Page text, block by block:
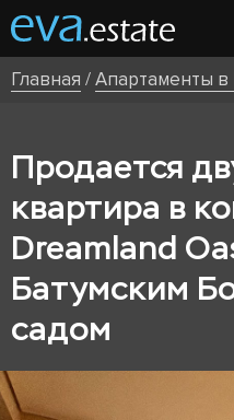
Главная /Апартаменты в
Продается
квартира в
Dreamland
Батумским
садом